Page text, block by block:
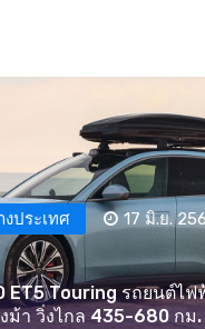
ประเทศ 17 มิ.ย.
ET5 Touring รถยนต์ไ
ม้า วิ่งไกล 435-680 กม.